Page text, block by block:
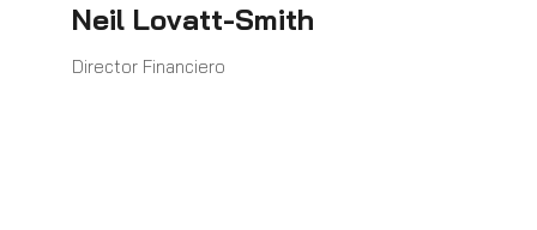
Neil Lovatt-Smith
Director Financiero